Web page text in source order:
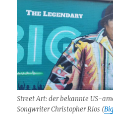
Street Art: der bekannte US-
Songwriter Christopher Rios (